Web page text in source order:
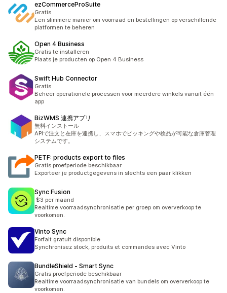
ezCommerceProSuite
Gratis
Een slimmere manier om voorraad en bestellingen op verschillende
platformen te beheren
Open 4 Business
Gratis te installeren
Plaats je producten op Open 4 Business
Swift Hub Connector
Gratis
Beheer operationele processen voor meerdere winkels vanuit één
app
BizWMS 連携アプリ
無料インストール
APIで注文と在庫を連携し、スマホでピッキングや検品が可能な倉庫管理
システムです。
PETF: products export to files
Gratis proefperiode beschikbaar
Exporteer je productgegevens in slechts een paar klikken
Sync Fusion
$3 per maand
Realtime voorraadsynchronisatie per groep om oververkoop te
voorkomen.
Vinto Sync
Forfait gratuit disponible
Synchronisez stock, produits et commandes avec Vinto
BundleShield ‑ Smart Sync
Gratis proefperiode beschikbaar
Realtime voorraadsynchronisatie van bundels om oververkoop te
voorkomen.